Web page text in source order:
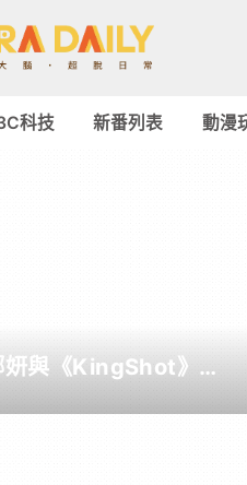
科技 新番列表 動漫
妍與《KingShot》再